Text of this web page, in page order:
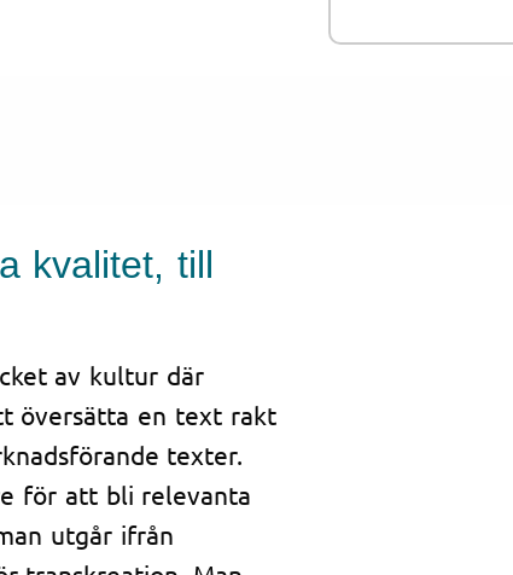
kvalitet, till
av kultur där
översätta en text rakt
texter.
för att bli relevanta
utgår ifrån